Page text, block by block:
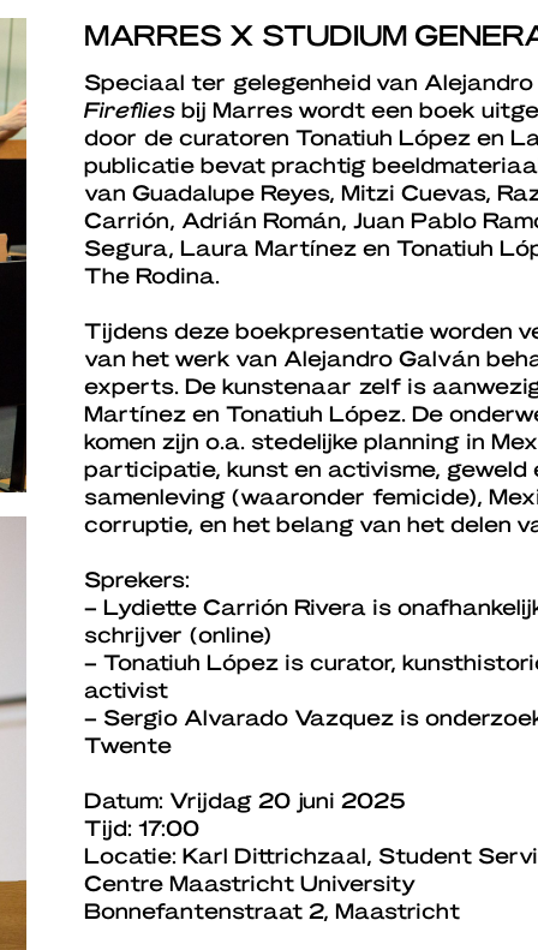
MARRES X STUDIUM
Speciaal ter gelegenheid van
Fireflies bij Marres wordt een boek
door de curatoren Tonatiuh López en
publicatie bevat prachtig
van Guadalupe Reyes, Mitzi Cuevas,
Carrión, Adrián Román, Juan Pablo
Segura, Laura Martínez en Tonatiuh
The Rodina.
Tijdens deze boekpresentatie worden
van het werk van Alejandro Galván
experts. De kunstenaar zelf is
Martínez en Tonatiuh López. De
komen zijn o.a. stedelijke planning in
participatie, kunst en activisme, geweld
samenleving (waaronder femicide),
corruptie, en het belang van het delen
Sprekers:
– Lydiette Carrión Rivera is
schrijver (online)
– Tonatiuh López is curator,
activist
– Sergio Alvarado Vazquez is
Twente
Datum: Vrijdag 20 juni 2025
Tijd: 17:00
Locatie: Karl Dittrichzaal, Student
Centre Maastricht University
Bonnefantenstraat 2, Maastricht